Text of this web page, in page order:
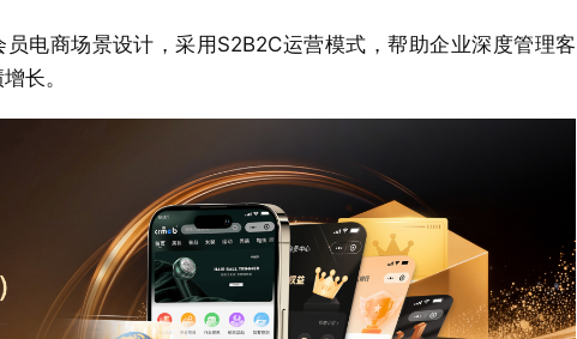
员电商场景设计，采用S2B2C运营模式，帮助企业深度管理客
长。